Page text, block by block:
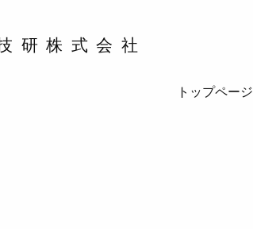
研株式会社
トップページ